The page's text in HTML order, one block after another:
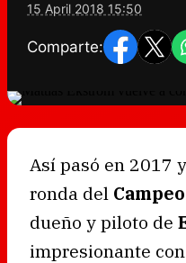
15 April 2018 15:50
Comparte:
Así pasó en 2017
ronda del
dueño y piloto de
impresionante